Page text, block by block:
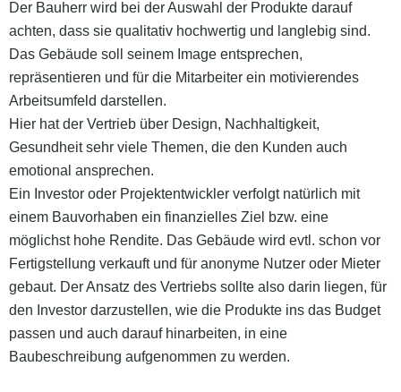
Der Bauherr wird bei der Auswahl der Produkte darauf
achten, dass sie qualitativ hochwertig und langlebig sind.
Das Gebäude soll seinem Image entsprechen,
repräsentieren und für die Mitarbeiter ein motivierendes
Arbeitsumfeld darstellen.
Hier hat der Vertrieb über Design, Nachhaltigkeit,
Gesundheit sehr viele Themen, die den Kunden auch
emotional ansprechen.
Ein Investor oder Projektentwickler verfolgt natürlich mit
einem Bauvorhaben ein finanzielles Ziel bzw. eine
möglichst hohe Rendite. Das Gebäude wird evtl. schon vor
Fertigstellung verkauft und für anonyme Nutzer oder Mieter
gebaut. Der Ansatz des Vertriebs sollte also darin liegen, für
den Investor darzustellen, wie die Produkte ins das Budget
passen und auch darauf hinarbeiten, in eine
Baubeschreibung aufgenommen zu werden.